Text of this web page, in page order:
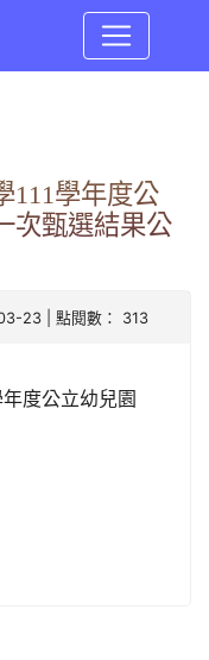
111學年度公
次甄選結果公
23 | 點閱數： 313
度公立幼兒園